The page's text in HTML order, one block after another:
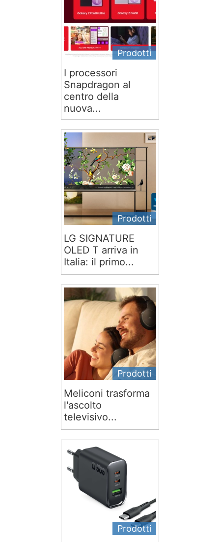
Prodotti
I processori
Snapdragon al
centro della
nuova...
Prodotti
LG SIGNATURE
OLED T arriva in
Italia: il primo...
Prodotti
Meliconi trasforma
l'ascolto
televisivo...
Prodotti